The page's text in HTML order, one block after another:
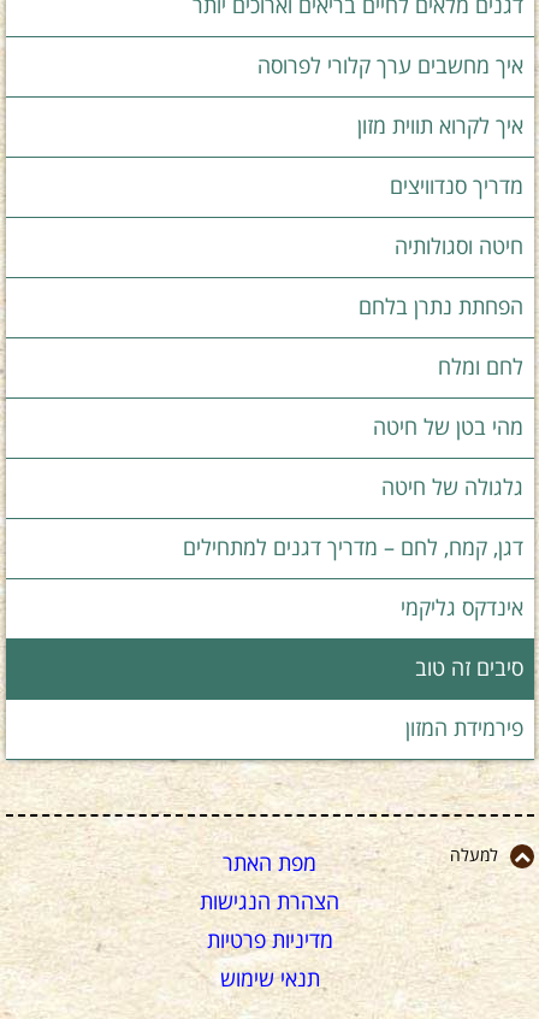
דגנים מלאים לחיים בריאים וארוכים יותר
איך מחשבים ערך קלורי לפרוסה
איך לקרוא תווית מזון
מדריך סנדוויצים
חיטה וסגולותיה
הפחתת נתרן בלחם
לחם ומלח
מהי בטן של חיטה
גלגולה של חיטה
דגן, קמח, לחם – מדריך דגנים למתחילים
אינדקס גליקמי
סיבים זה טוב
פירמידת המזון
למעלה
מפת האתר
הצהרת הנגישות
מדיניות פרטיות
תנאי שימוש